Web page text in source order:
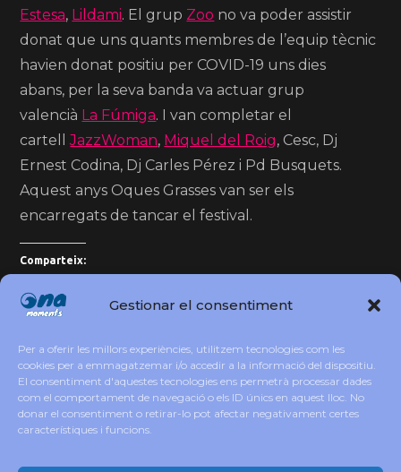
Gestionar el consentiment
Per a oferir les millors experiències, utilitzem tecnologies com les
cookies per a emmagatzemar i/o accedir a la informació del dispositiu.
El consentiment d'aquestes tecnologies ens permetrà processar dades
com el comportament de navegació o els ID únics en aquest lloc. No
donar el consentiment o retirar-lo pot afectar negativament certes
característiques i funcions.
Estesa, Lildami. El grup Zoo no va poder assistir
donat que uns quants membres de l’equip tècnic
havien donat positiu per COVID-19 uns dies
abans, per la seva banda va actuar grup
valencià La Fúmiga. I van completar el
cartellJazzWoman, Miquel del Roig, Cesc, Dj
Ernest Codina, Dj Carles Pérez i Pd Busquets.
Aquest anys Oques Grasses van ser els
encarregats de tancar el festival.
Comparteix:
Tal Dia Com Avui 27 de Juliol …
Moments: Va de Santes ! Mataró!